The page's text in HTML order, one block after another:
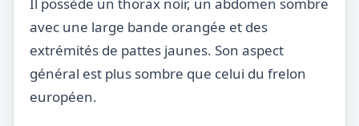
avec une large bande orangée et des
extrémités de pattes jaunes. Son aspect
général est plus sombre que celui du frelon
européen.